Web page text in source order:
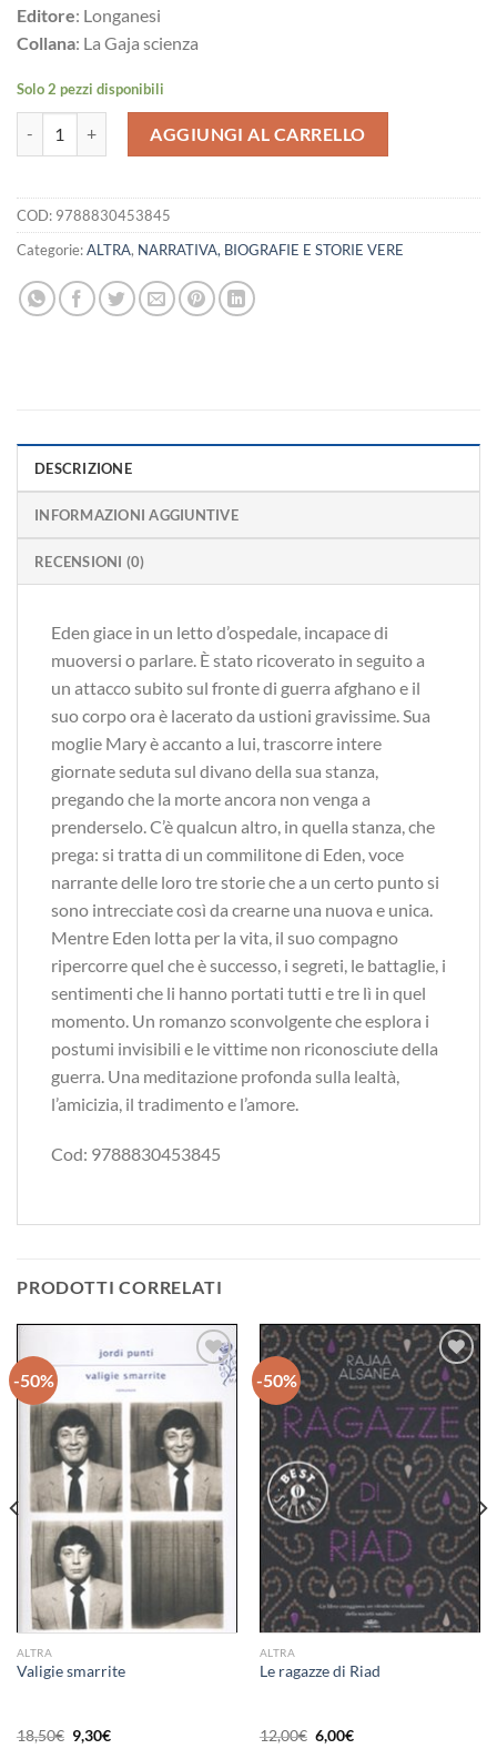
Editore: Longanesi
Collana: La Gaja scienza
Solo 2 pezzi disponibili
AGGIUNGI AL CARRELLO
COD: 9788830453845
Categorie:ALTRA, NARRATIVA, BIOGRAFIE E STORIE VERE
DESCRIZIONE
INFORMAZIONI AGGIUNTIVE
RECENSIONI (0)
Eden giace in un letto d’ospedale, incapace di
muoversi o parlare. È stato ricoverato in seguito a
un attacco subito sul fronte di guerra afghano e il
suo corpo ora è lacerato da ustioni gravissime. Sua
moglie Mary è accanto a lui, trascorre intere
giornate seduta sul divano della sua stanza,
pregando che la morte ancora non venga a
prenderselo. C’è qualcun altro, in quella stanza, che
prega: si tratta di un commilitone di Eden, voce
narrante delle loro tre storie che a un certo punto si
sono intrecciate così da crearne una nuova e unica.
Mentre Eden lotta per la vita, il suo compagno
ripercorre quel che è successo, i segreti, le battaglie, i
sentimenti che li hanno portati tutti e tre lì in quel
momento. Un romanzo sconvolgente che esplora i
postumi invisibili e le vittime non riconosciute della
guerra. Una meditazione profonda sulla lealtà,
l’amicizia, il tradimento e l’amore.
Cod: 9788830453845
PRODOTTI CORRELATI
-50%
Aggiungi
alla lista
dei
desideri
ALTRA
Valigie smarrite
18,50€ Il
9,30€Il
-50%
Aggiungi
alla lista
dei
desideri
ALTRA
Le ragazze di Riad
12,00€ Il
6,00€Il